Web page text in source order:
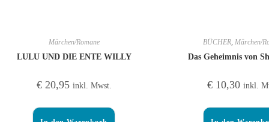
Märchen/Romane
LULU UND DIE ENTE WILLY
€20,95 inkl. Mwst.
BÜCHER Märchen/
Das Geheimnis von
€10,30 inkl.